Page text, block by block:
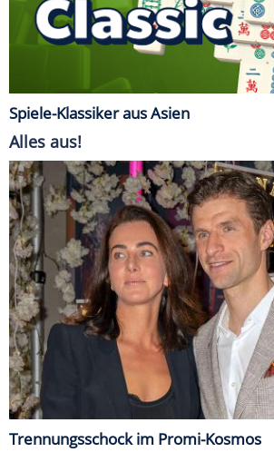
Spiele-Klassiker aus Asien
Alles aus!
Trennungsschock im Promi-Kosmos